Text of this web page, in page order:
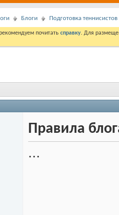
Блоги Подготовка
почитать справку. Для
Правила
...